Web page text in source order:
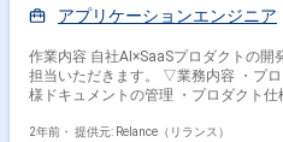
約延長のご相談をさせていただく可能
ら取得したデータをAIを解析し、DB
データをレポート出力するAPI開発 案
AIを解析し、ストレージに格納する
画一覧・動画本体をダウンロードする
アプリケーションエンジニア
作業内容 自社AI×SaaSプロダクトの
担当いただきます。 ▽業務内容 ・プ
様ドキュメントの管理 ・プロダクト
Redshift、Athena ・ライブラリ・フレ
2年前・ 提供元: Relance（リランス）